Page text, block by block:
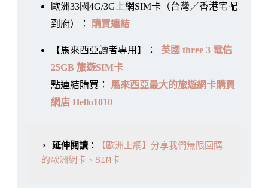
歐洲33國4G/3G上網SIM卡（台灣／香港宅配
到府）： 購買連結
【馬來西亞讀者專用】： 英國 three 3 電信
25GB 旅遊SIM卡
點連結購買：
馬來西亞最大的旅遊網卡購買
網店 Hello1010
› 延伸閱讀：
【歐洲上網】分享我們無限回購
的歐洲網卡、SIM卡